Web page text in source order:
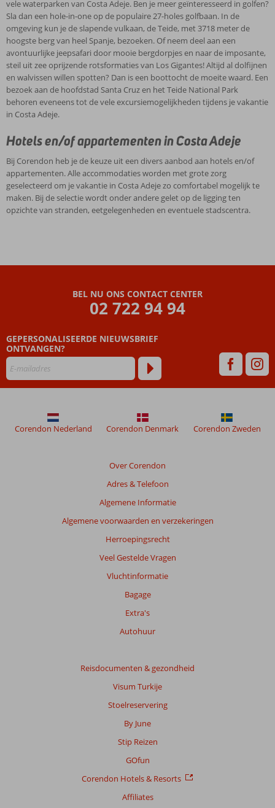
vele waterparken van Costa Adeje. Ben je meer geïnteresseerd in golfen?
Sla dan een hole-in-one op de populaire 27-holes golfbaan. In de
omgeving kun je de slapende vulkaan, de Teide, met 3718 meter de
hoogste berg van heel Spanje, bezoeken. Of neem deel aan een
avontuurlijke jeepsafari door mooie bergdorpjes en naar de imposante,
steil uit zee oprijzende rotsformaties van Los Gigantes! Altijd al dolfijnen
en walvissen willen spotten? Dan is een boottocht de moeite waard. Een
bezoek aan de hoofdstad Santa Cruz en het Teide National Park
behoren eveneens tot de vele excursiemogelijkheden tijdens je vakantie
in Costa Adeje.
Hotels en/of appartementen in Costa Adeje
Bij Corendon heb je de keuze uit een divers aanbod aan hotels en/of
appartementen. Alle accommodaties worden met grote zorg
geselecteerd om je vakantie in Costa Adeje zo comfortabel mogelijk te
maken. Bij de selectie wordt onder andere gelet op de ligging ten
opzichte van stranden, eetgelegenheden en eventuele stadscentra.
BEL NU ONS CONTACT CENTER
02 722 94 94
GEPERSONALISEERDE NIEUWSBRIEF
ONTVANGEN?
Over Corendon
Adres & Telefoon
Algemene Informatie
Algemene voorwaarden en verzekeringen
Herroepingsrecht
Veel Gestelde Vragen
Vluchtinformatie
Bagage
Extra's
Autohuur
Reisdocumenten & gezondheid
Visum Turkije
Stoelreservering
By June
Stip Reizen
GOfun
Corendon Hotels & Resorts
Affiliates
Corendon Nederland Corendon Denmark Corendon Zweden